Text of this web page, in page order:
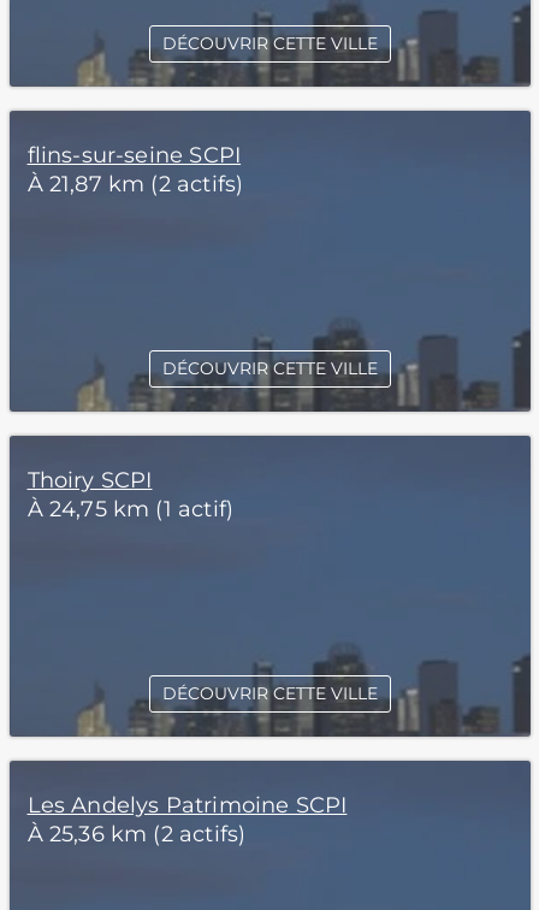
DÉCOUVRIR CETTE VILLE
flins-sur-seine SCPI
À 21,87 km (2 actifs)
DÉCOUVRIR CETTE VILLE
Thoiry SCPI
À 24,75 km (1 actif)
DÉCOUVRIR CETTE VILLE
Les Andelys Patrimoine SCPI
À 25,36 km (2 actifs)